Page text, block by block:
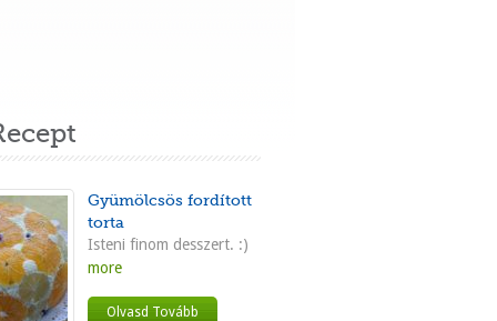
Gyümölcsös fordított
torta
Isteni finom desszert. :)
more
Olvasd Tovább